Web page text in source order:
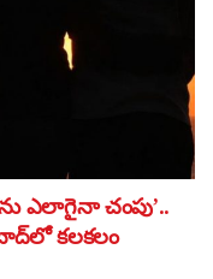
ఎలాగైనా చంపు’..
కలకలం